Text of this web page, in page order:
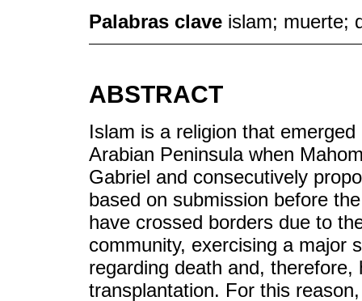
Palabras clave islam; muerte;
ABSTRACT
Islam is a religion that
Arabian Peninsula when
Gabriel and consecutively
based on submission before
have crossed borders due to
community, exercising a major
regarding death and,
transplantation. For this